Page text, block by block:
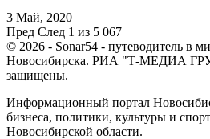
3 Май, 2020
Пред След 1 из 5 067
© 2026 - Sonar54 - путеводитель в
Новосибирска. РИА "Т-МЕДИА
защищены.
Информационный портал
бизнеса, политики, культуры и
Новосибирской области.